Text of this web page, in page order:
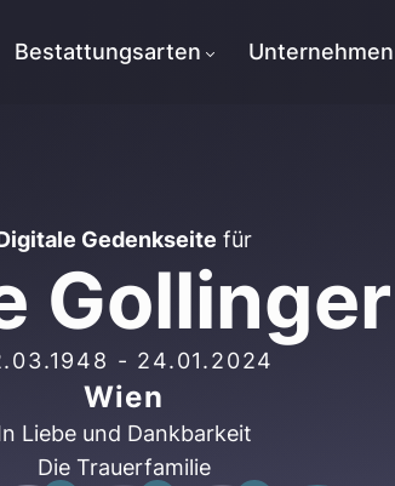
Bestattungsarten Unternehmen
Gedenkseite für
Gollinger
- 24.01.2024
Wien
Liebe und Dankbarkeit
Die Trauerfamilie